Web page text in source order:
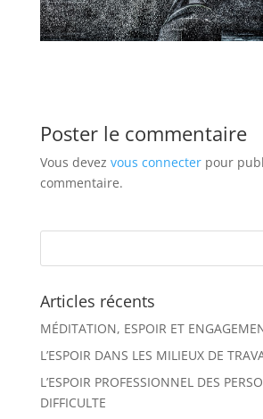
Poster le commentaire
Vous devez vous connecterpour
commentaire.
Articles récents
MÉDITATION, ESPOIR ET
L’ESPOIR DANS LES MILIEUX DE
L’ESPOIR PROFESSIONNEL DES
DIFFICULTE